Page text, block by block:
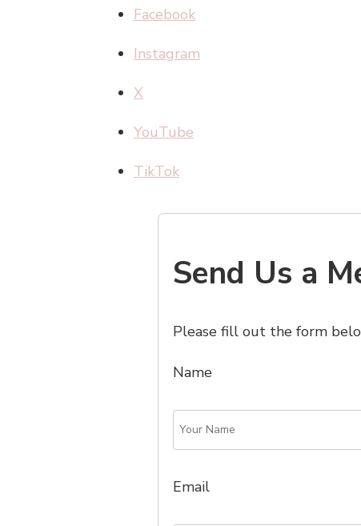
Facebook
Instagram
X
YouTube
TikTok
Send Us a
Please fill out the form
Name
Email